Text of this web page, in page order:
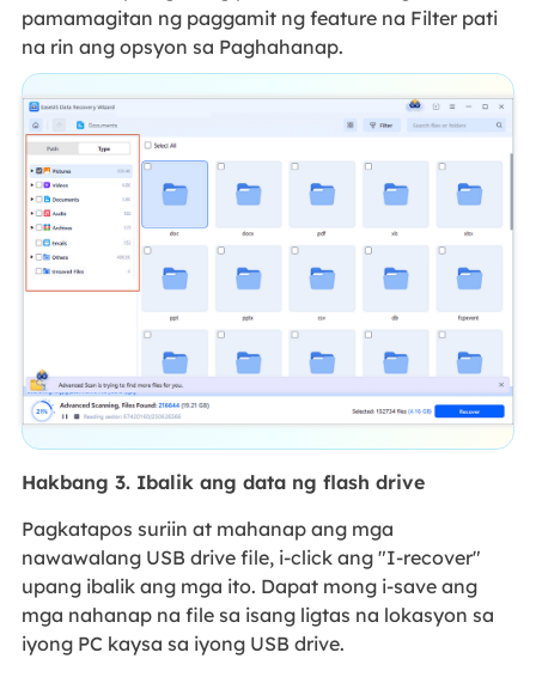
pamamagitan ng paggamit ng feature na Filter pati
na rin ang opsyon sa Paghahanap.
Hakbang 3. Ibalik ang data ng flash drive
Pagkatapos suriin at mahanap ang mga
nawawalang USB drive file, i-click ang "I-recover"
upang ibalik ang mga ito. Dapat mong i-save ang
mga nahanap na file sa isang ligtas na lokasyon sa
iyong PC kaysa sa iyong USB drive.